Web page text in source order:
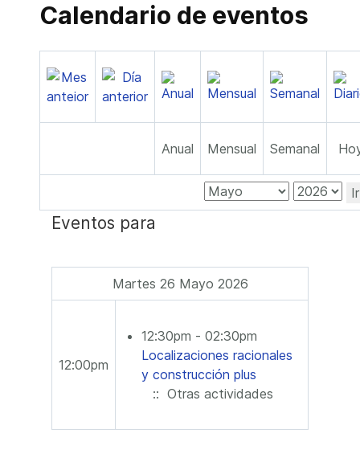
Calendario de eventos
Anual Mensual Semanal
Eventos para
Martes 26 Mayo 2026
12:00pm
12:30pm - 02:30pm
Localizaciones racionales
y construcción plus
:: Otras actividades